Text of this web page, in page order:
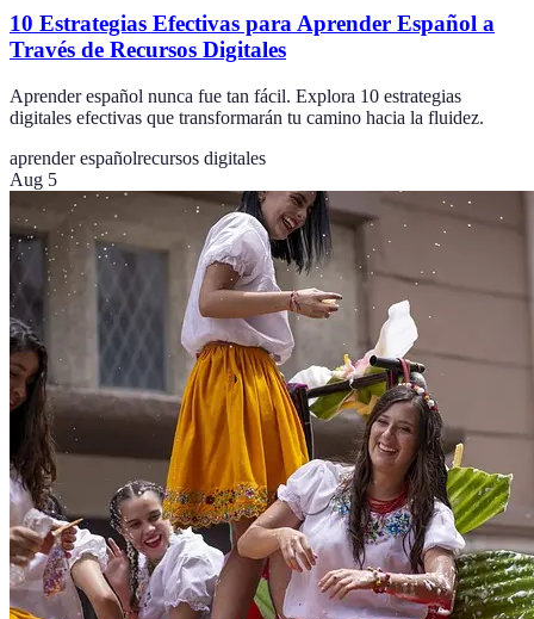
10 Estrategias Efectivas para Aprender Español a
Través de Recursos Digitales
Aprender español nunca fue tan fácil. Explora 10 estrategias
digitales efectivas que transformarán tu camino hacia la fluidez.
aprender españolrecursos digitales
Aug 5